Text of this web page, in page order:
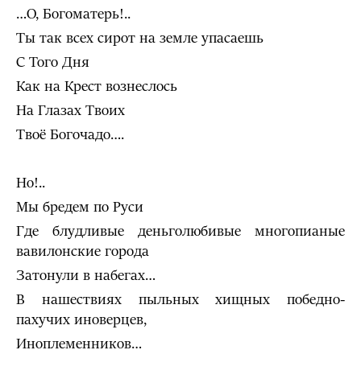
…О, Богоматерь!..
Ты так всех сирот на земле упасаешь
С Того Дня
Как на Крест вознеслось
На Глазах Твоих
Твоё Богочадо….
Но!..
Мы бредем по Руси
Где блудливые деньголюбивые многопианые
вавилонские города
Затонули в набегах…
В нашествиях пыльных хищных победно-
пахучих иноверцев,
Иноплеменников…